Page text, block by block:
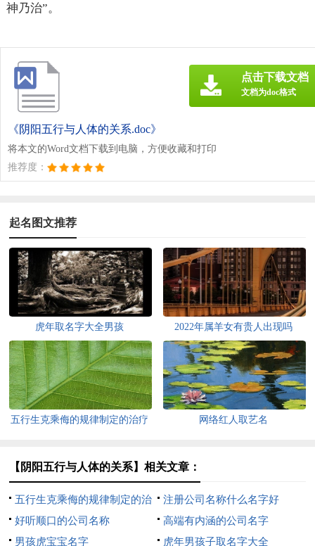
神乃治”。
《阴阳五行与人体的关系.doc》
将本文的Word文档下载到电脑，方便收藏和打印
推荐度：
点击下载文档
文档为doc格式
起名图文推荐
虎年取名字大全男孩 2022年属羊女有贵人出现吗
五行生克乘侮的规律制定的治疗
网络红人取艺名
【阴阳五行与人体的关系】相关文章：
五行生克乘侮的规律制定的治
疗方法
注册公司名称什么名字好
好听顺口的公司名称
高端有内涵的公司名字
男孩虎宝宝名字
虎年男孩子取名字大全